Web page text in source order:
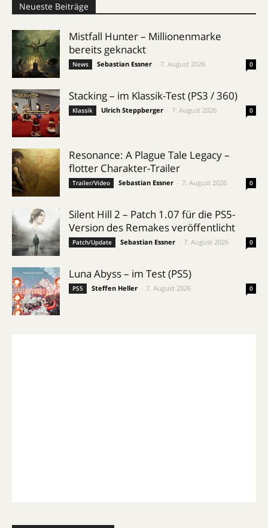
Neueste Beiträge
Mistfall Hunter – Millionenmarke
bereits geknackt
News Sebastian Essner 7. August 2026 0
Stacking – im Klassik-Test (PS3 / 360)
Klassik Ulrich Steppberger 7. August 2026 0
Resonance: A Plague Tale Legacy –
flotter Charakter-Trailer
Trailer/Video Sebastian Essner 7. August 2026 0
Silent Hill 2 – Patch 1.07 für die PS5-
Version des Remakes veröffentlicht
Patch/Update Sebastian Essner 7. August 2026 0
Luna Abyss – im Test (PS5)
PS5 Steffen Heller 7. August 2026 0